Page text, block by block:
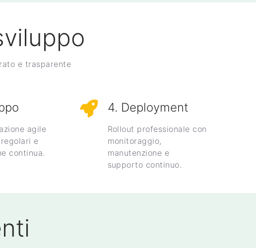
e trasparente
agile
e
continua.
4. Deployment
Rollout professionale con
monitoraggio,
manutenzione e
supporto continuo.